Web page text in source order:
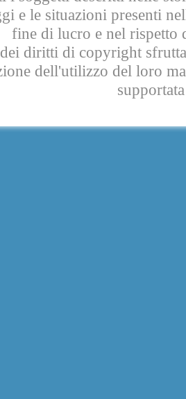
e le situazioni presenti
fine di lucro e nel rispetto
diritti di copyright
dell'utilizzo del loro